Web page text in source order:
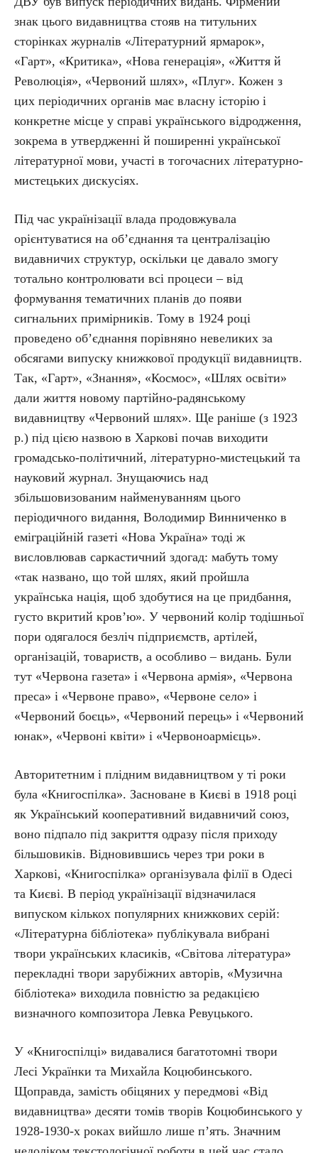
знак цього видавництва стояв на титульних
сторінках журналів «Літературний ярмарок»,
«Гарт», «Критика», «Нова генерація», «Життя й
Революція», «Червоний шлях», «Плуг». Кожен з
цих періодичних органів має власну історію і
конкретне місце у справі українського відродження,
зокрема в утвердженні й поширенні української
літературної мови, участі в тогочасних літературно-
мистецьких дискусіях.
Під час українізації влада продовжувала
орієнтуватися на об’єднання та централізацію
видавничих структур, оскільки це давало змогу
тотально контролювати всі процеси – від
формування тематичних планів до появи
сигнальних примірників. Тому в 1924 році
проведено об’єднання порівняно невеликих за
обсягами випуску книжкової продукції видавництв.
Так, «Гарт», «Знання», «Космос», «Шлях освіти»
дали життя новому партійно-радянському
видавництву «Червоний шлях». Ще раніше (з 1923
р.) під цією назвою в Харкові почав виходити
громадсько-політичний, літературно-мистецький та
науковий журнал. Знущаючись над
збільшовизованим найменуванням цього
періодичного видання, Володимир Винниченко в
еміграційній газеті «Нова Україна» тоді ж
висловлював саркастичний здогад: мабуть тому
«так названо, що той шлях, який пройшла
українська нація, щоб здобутися на це придбання,
густо вкритий кров’ю». У червоний колір тодішньої
пори одягалося безліч підприємств, артілей,
організацій, товариств, а особливо – видань. Були
тут «Червона газета» і «Червона армія», «Червона
преса» і «Червоне право», «Червоне село» і
«Червоний боєць», «Червоний перець» і «Червоний
юнак», «Червоні квіти» і «Червоноармієць».
Авторитетним і плідним видавництвом у ті роки
була «Книгоспілка». Засноване в Києві в 1918 році
як Український кооперативний видавничий союз,
воно підпало під закриття одразу після приходу
більшовиків. Відновившись через три роки в
Харкові, «Книгоспілка» організувала філії в Одесі
та Києві. В період українізації відзначилася
випуском кількох популярних книжкових серій:
«Літературна бібліотека» публікувала вибрані
твори українських класиків, «Світова література»
перекладні твори зарубіжних авторів, «Музична
бібліотека» виходила повністю за редакцією
визначного композитора Левка Ревуцького.
У «Книгоспілці» видавалися багатотомні твори
Лесі Українки та Михайла Коцюбинського.
Щоправда, замість обіцяних у передмові «Від
видавництва» десяти томів творів Коцюбинського у
1928-1930-х роках вийшло лише п’ять. Значним